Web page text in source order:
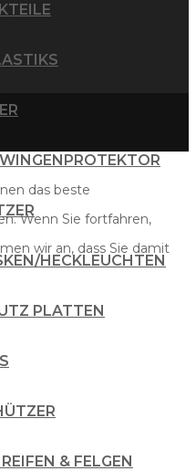
HECKLEUCHTEN
PLATTEN
& FELGEN
das beste
Wenn Sie fortfahren,
wir an, dass Sie damit